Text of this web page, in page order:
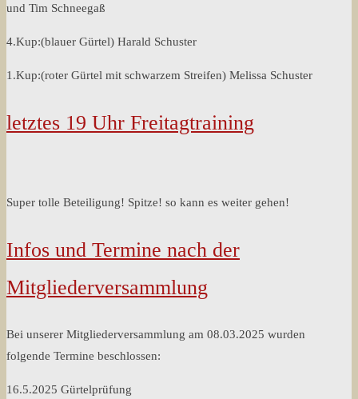
und Tim Schneegaß
4.Kup:(blauer Gürtel) Harald Schuster
1.Kup:(roter Gürtel mit schwarzem Streifen) Melissa Schuster
letztes 19 Uhr Freitagtraining
Super tolle Beteiligung! Spitze! so kann es weiter gehen!
Infos und Termine nach der
Mitgliederversammlung
Bei unserer Mitgliederversammlung am 08.03.2025 wurden
folgende Termine beschlossen:
16.5.2025 Gürtelprüfung